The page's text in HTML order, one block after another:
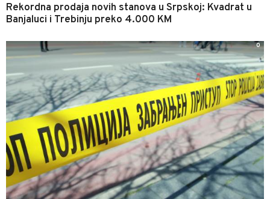
Rekordna prodaja novih stanova u Srpskoj: Kvadrat u
Banjaluci i Trebinju preko 4.000 KM
0